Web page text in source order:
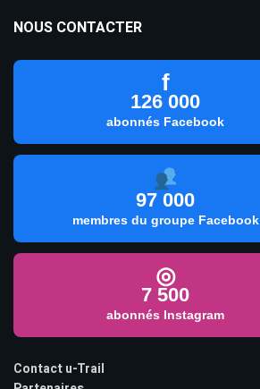
NOUS CONTACTER
f
126 000
abonnés Facebook
97 000
membres du groupe Facebook
◎
7 500
abonnés Instagram
Contact u-Trail